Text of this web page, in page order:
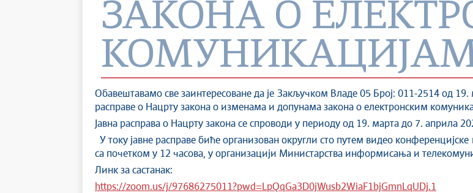
ЗАКОНА О
Обавештавамо све заинтересоване да је Закључком Владе 05 Број: 011-2514 од
расправе о Нацрту закона о изменама и допунама закона о електронским
Јавна расправа о Нацрту закона се спроводи у периоду од 19. марта до 7. априла
У току јавне расправе биће организован округли сто путем видео
са почетком у 12 часова, у организацији Министарства информисања и
Линк за састанак:
https://zoom.us/j/97686275011?pwd=LpQqGa3D0jWusb2WiaF1bjGmnLqUDj.1